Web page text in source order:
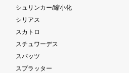
シュリンカー/縮小化
シリアス
スカトロ
スチュワーデス
スパッツ
スプラッター